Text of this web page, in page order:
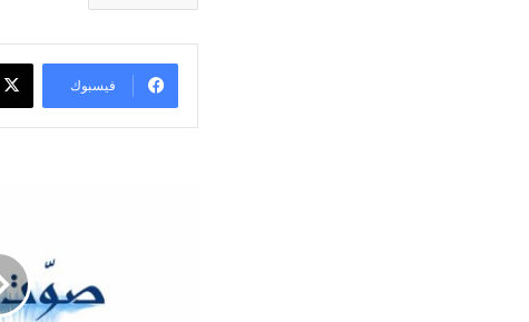
فيسبوك